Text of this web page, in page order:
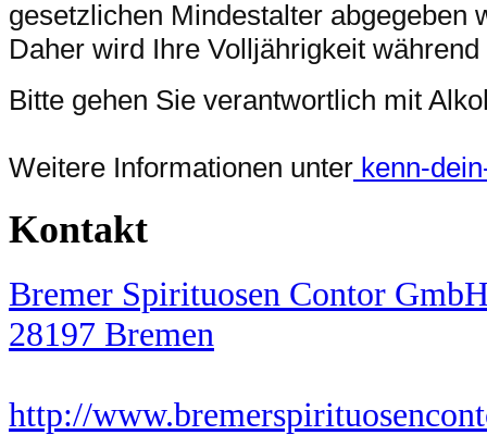
gesetzlichen Mindestalter abgegeben
Daher wird Ihre Volljährigkeit
Bitte gehen Sie verantwortlich mit
Weitere Informationen unter kenn-
Kontakt
Bremer Spirituosen Contor
28197 Bremen
http://